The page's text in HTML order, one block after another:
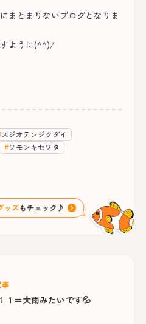
まとまりないブログとなりま
ように(^^)/
スジオテンジクダイ
ワモンキセワタ
事
１＝大雨みたいです💦